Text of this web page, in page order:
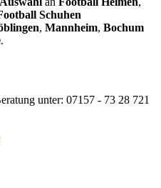
Schuhen
, Mannheim, Bochum
.
unter: 07157 - 73 28 721